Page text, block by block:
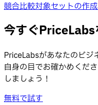
競合比較対象セットの作
今すぐPriceLabs
PriceLabsがあなたのビジ
自身の目でお確かめくだ
しましょう！
無料で試す